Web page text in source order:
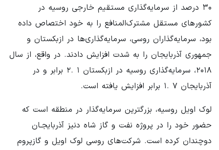
۳۰ درصد از سرمایه‌گذاری مستقیم خارجی روسیه در
کشورهای مستقل مشترک‌المنافع را به خود اختصاص داده
بود، سرمایه‌گذاران روسی، سرمایه‌گذاری‌ها در ازبکستان و
جمهوری آذربایجان را به شدت افزایش دادند. در واقع، از سال
۲۰۱۸، سرمایه‌گذاری روسیه در ازبکستان ۱ .۲ برابر و در
آذربایجان ۷ .۱ برابر افزایش یافته است.
لوک اویل روسیه، بزرگترین سرمایه‌گذار در منطقه است که
حضور خود را در پروژه نفت و گاز شاه دنیز آذربایجـان
دوچندان کرده است. شرکت‌های روسی لوک اویل و گازپروم